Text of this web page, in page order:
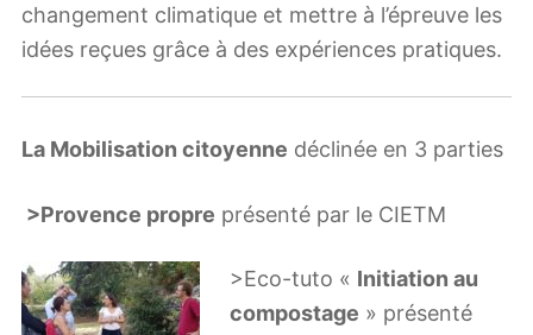
changement climatique et mettre à l’épreuve les
idées reçues grâce à des expériences pratiques.
La Mobilisation citoyenne déclinée en 3 parties
>Provence propre présenté par le CIETM
>Eco-tuto « Initiation au
compostage » présenté